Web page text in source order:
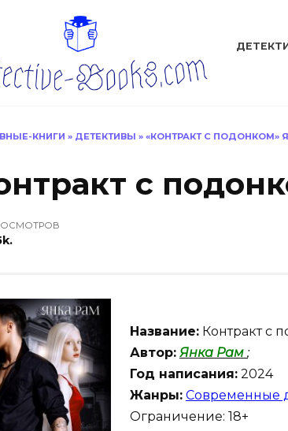
КНИГИ » ДЕТЕКТИВЫ » «КОНТРАКТ С ПОДОНКОМ»
с
Название: Контракт с
Автор: Янка Рам ;
Год написания: 2024
Жанры: Современные
Ограничение: 18+